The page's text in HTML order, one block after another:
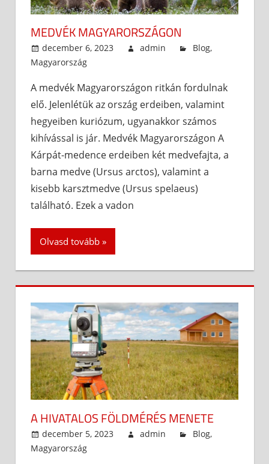
MEDVÉK MAGYARORSZÁGON
december 6, 2023 admin Blog,
Magyarország
A medvék Magyarországon ritkán fordulnak
elő. Jelenlétük az ország erdeiben, valamint
hegyeiben kuriózum, ugyanakkor számos
kihívással is jár. Medvék Magyarországon A
Kárpát-medence erdeiben két medvefajta, a
barna medve (Ursus arctos), valamint a
kisebb karsztmedve (Ursus spelaeus)
található. Ezek a vadon
Olvasd tovább
A HIVATALOS FÖLDMÉRÉS MENETE
december 5, 2023 admin Blog,
Magyarország